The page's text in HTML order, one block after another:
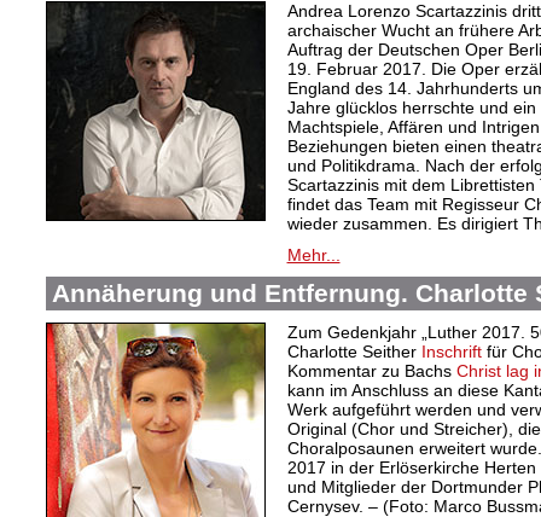
Andrea Lorenzo Scartazzinis
archaischer Wucht an frühere
Auftrag der Deutschen Oper
19. Februar 2017. Die Oper
England des 14. Jahrhunderts
Jahre glücklos herrschte und
Machtspiele, Affären und
Beziehungen bieten einen
und Politikdrama. Nach der
Scartazzinis mit dem
findet das Team mit Regisseur
wieder zusammen. Es dirigiert
Mehr...
Annäherung und Entfernung. Charlotte
Zum Gedenkjahr „Luther 2017.
Charlotte Seither Inschriftfür
Kommentar zu Bachs Christ lag
kann im Anschluss an diese
Werk aufgeführt werden und
Original (Chor und Streicher),
Choralposaunen erweitert
2017 in der Erlöserkirche
und Mitglieder der Dortmunder
Cernysev. – (Foto: Marco